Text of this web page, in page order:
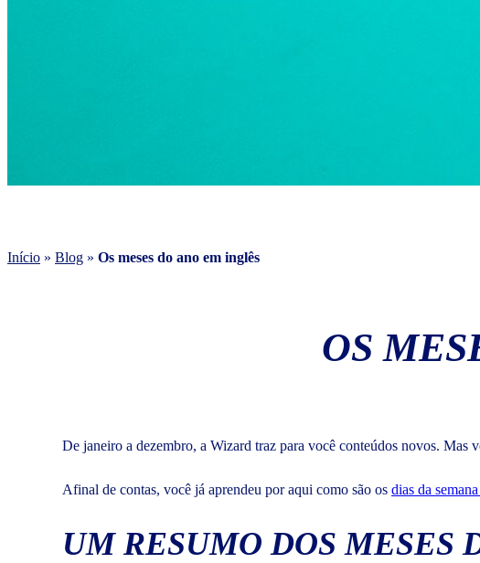
Início » Blog » Os meses do ano em inglês
OS
De janeiro a dezembro, a Wizard traz para você conteúdos novos. Mas
Afinal de contas, você já aprendeu por aqui como são os dias da
UM RESUMO DOS MESES